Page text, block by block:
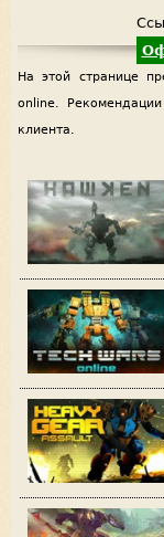
На этой странице
online.
клиента.